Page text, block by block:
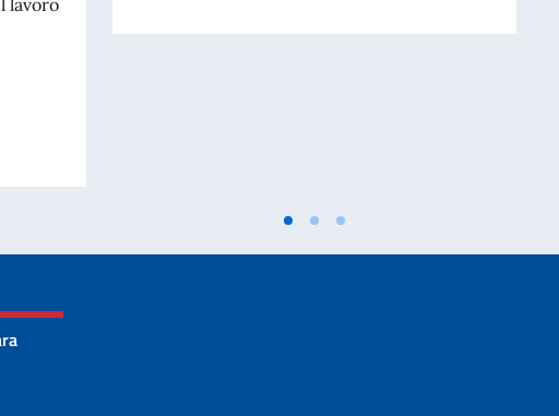
CONSIGLIO DEI MINISTRI E MINISTRO DEGLI AFFARI ESTERI E DELLA